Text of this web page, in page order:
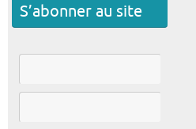
S’abonner au site